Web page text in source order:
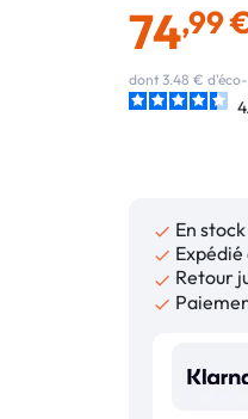
74,99
dont 3.48 €
 En stock

 Retour
